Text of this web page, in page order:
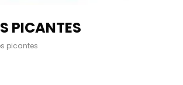
PICANTES
picantes